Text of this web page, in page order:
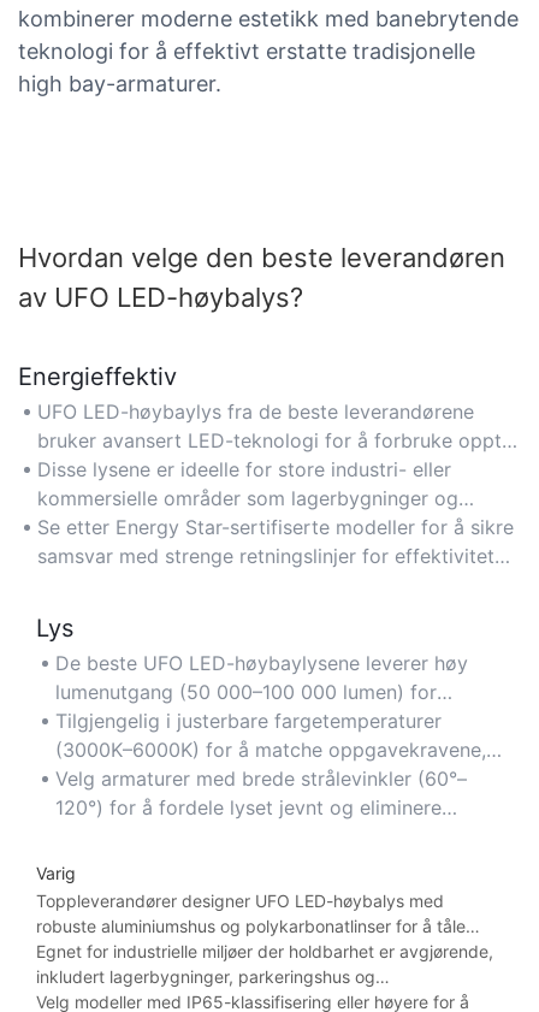
kombinerer moderne estetikk med banebrytende
teknologi for å effektivt erstatte tradisjonelle
high bay-armaturer.
Hvordan velge den beste leverandøren
av UFO LED-høybalys?
Energieffektiv
UFO LED-høybaylys fra de beste leverandørene
bruker avansert LED-teknologi for å forbruke opptil
50 % mindre energi enn tradisjonell belysning, noe
som reduserer strømkostnadene betydelig.
Disse lysene er ideelle for store industri- eller
kommersielle områder som lagerbygninger og
fabrikker, og gir optimal belysning med minimalt
energisvinn.
Se etter Energy Star-sertifiserte modeller for å sikre
samsvar med strenge retningslinjer for effektivitet
Lys
De beste UFO LED-høybaylysene leverer høy
lumenutgang (50 000–100 000 lumen) for
overlegen lysstyrke i store områder som
treningsstudioer eller produksjonsanlegg.
Tilgjengelig i justerbare fargetemperaturer
(3000K–6000K) for å matche oppgavekravene,
fra varmt lys i butikklokaler til kjølig dagslys i
verksteder.
Velg armaturer med brede strålevinkler (60°–
120°) for å fordele lyset jevnt og eliminere
Varig
Toppleverandører designer UFO LED-høybalys med
robuste aluminiumshus og polykarbonatlinser for å tåle
tøffe forhold som vibrasjon, støv og fuktighet.
Egnet for industrielle miljøer der holdbarhet er avgjørende,
inkludert lagerbygninger, parkeringshus og
produksjonsanlegg.
Velg modeller med IP65-klassifisering eller høyere for å